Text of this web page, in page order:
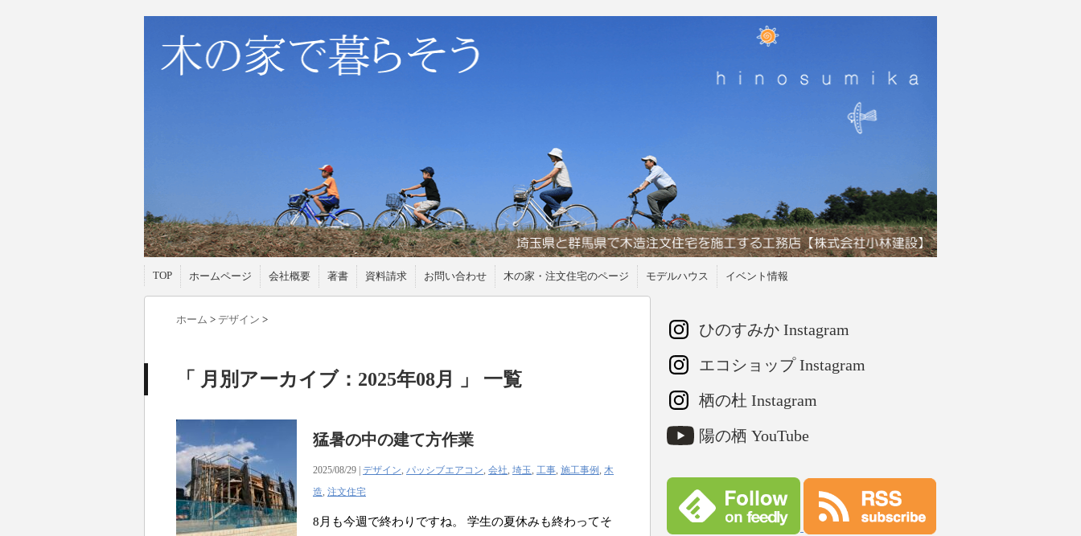
TOP ホームページ 会社概要 著書 資料請求 お問い合わせ 木の家・注文住宅のページ モデルハウス イベント情報
ホーム > デザイン >
「 月別アーカイブ：2025年08月 」 一覧
猛暑の中の建て方作業
2025/08/29 | デザイン, パッシブエアコン, 会社, 埼玉, 工事, 施工事例, 木
造, 注文住宅
8月も今週で終わりですね。 学生の夏休みも終わってそ
ひのすみか Instagram
エコショップ Instagram
栖の杜 Instagram
陽の栖 YouTube